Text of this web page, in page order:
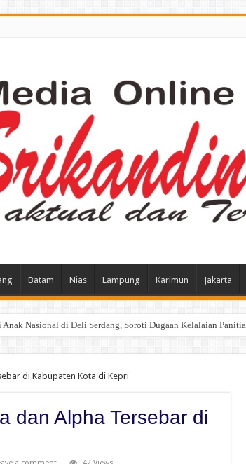
Batam Nias Lampung Karimun Jakarta
Nasional di Deli Serdang, Soroti Dugaan Kelalaian Panitia
Bupati Deli Serdang.
di Kabupaten Kota di Kepri
dan Alpha Tersebar di